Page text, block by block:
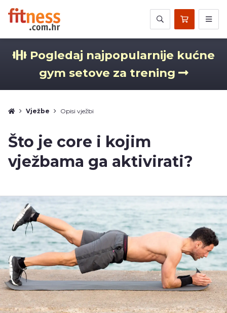
Pogledaj najpopularnije kućne
gym setove za trening
Vježbe Opisi vježbi
Što je core i kojim
vježbama ga aktivirati?